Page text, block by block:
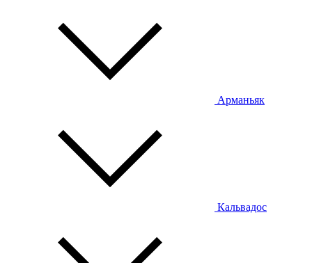
Арманьяк
Кальвадос